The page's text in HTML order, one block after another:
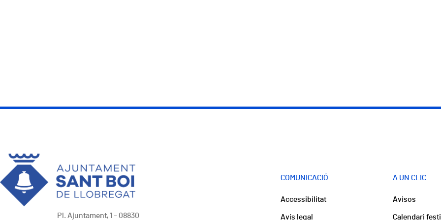
Pl. Ajuntament, 1 - 08830
COMUNICACIÓ
Accessibilitat
Avís legal
A UN CLIC
Avisos
Calendari